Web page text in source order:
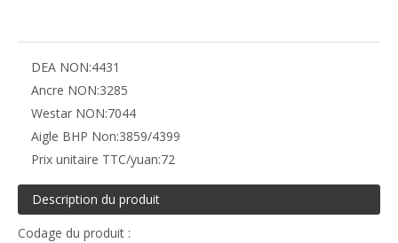
DEA NON:4431
Ancre NON:3285
Westar NON:7044
Aigle BHP Non:3859/4399
Prix ​​unitaire TTC/yuan:72
Description du produit
Codage du produit :